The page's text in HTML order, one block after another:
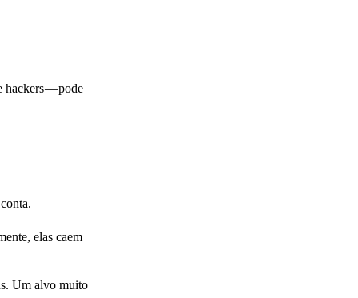
hackers — pode
elas caem
Um alvo muito